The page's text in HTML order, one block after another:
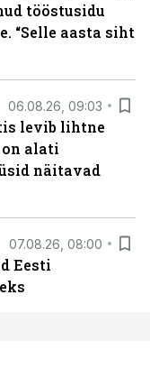
tööstusidu
“Selle aasta siht
06.08.26, 09:03
levib lihtne
on alati
näitavad
07.08.26, 08:00
Eesti